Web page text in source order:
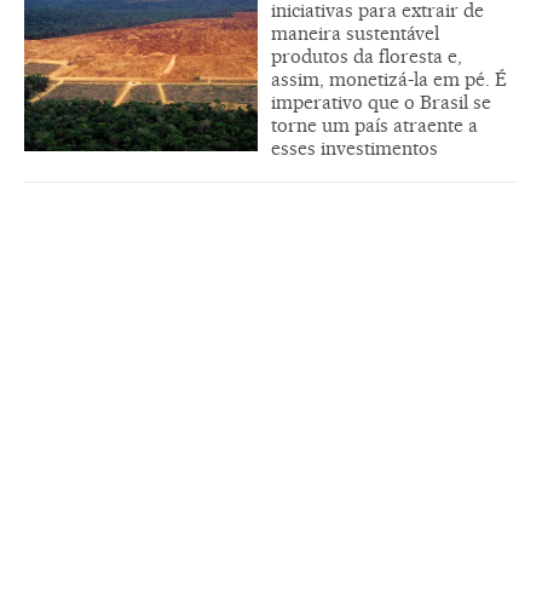
iniciativas para extrair de
maneira sustentável
produtos da floresta e,
assim, monetizá-la em pé. É
imperativo que o Brasil se
torne um país atraente a
esses investimentos